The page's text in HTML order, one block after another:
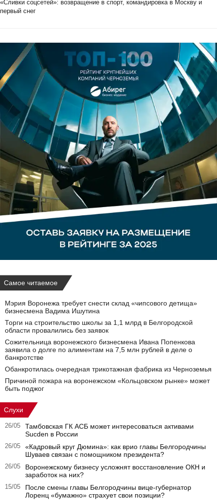
«Сливки соцсетей»: возвращение в спорт, командировка в Москву и
первый снег
Самое читаемое
Мэрия Воронежа требует снести склад «чипсового детища»
бизнесмена Вадима Ишутина
Торги на строительство школы за 1,1 млрд в Белгородской
области провалились без заявок
Сожительница воронежского бизнесмена Ивана Попенкова
заявила о долге по алиментам на 7,5 млн рублей в деле о
банкротстве
Обанкротилась очередная трикотажная фабрика из Черноземья
Причиной пожара на воронежском «Кольцовском рынке» может
быть поджог
Слухи
26/05
Тамбовская ГК АСБ может интересоваться активами
Sucden в России
26/05
«Кадровый круг Дюмина»: как врио главы Белгородчины
Шуваев связан с помощником президента?
26/05
Воронежскому бизнесу усложнят восстановление ОКН и
заработок на них?
15/05
После смены главы Белгородчины вице-губернатор
Лоренц «бумажно» страхует свои позиции?